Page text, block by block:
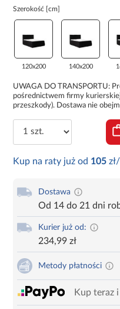
Szerokość [cm]
120x200 140x200
UWAGA DO TRANSPORTU:
pośrednictwem firmy
przeszkody). Dostawa nie
Kup na raty już od 105
Dostawa
Od 14 do 21 dni
Kurier już od:
234,99 zł
Metody płatności
Kup teraz